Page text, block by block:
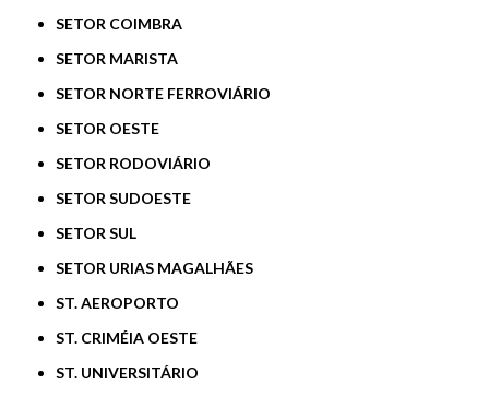
SETOR COIMBRA
SETOR MARISTA
SETOR NORTE FERROVIÁRIO
SETOR OESTE
SETOR RODOVIÁRIO
SETOR SUDOESTE
SETOR SUL
SETOR URIAS MAGALHÃES
ST. AEROPORTO
ST. CRIMÉIA OESTE
ST. UNIVERSITÁRIO